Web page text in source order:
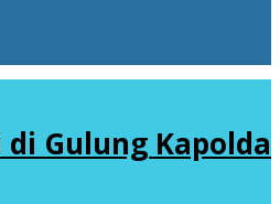
di Gulung Kapolda